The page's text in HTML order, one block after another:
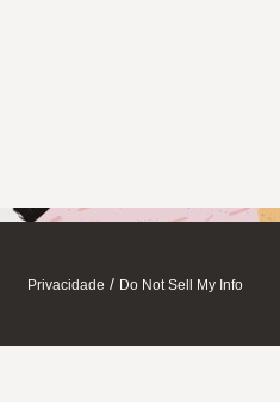
Privacidade / Do Not Sell My Info